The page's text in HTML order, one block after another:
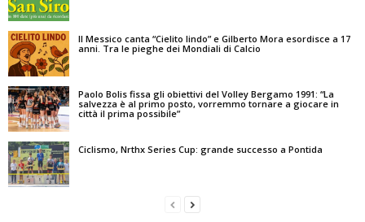
Il Messico canta “Cielito lindo” e Gilberto Mora esordisce a 17
anni. Tra le pieghe dei Mondiali di Calcio
Paolo Bolis fissa gli obiettivi del Volley Bergamo 1991: “La
salvezza è al primo posto, vorremmo tornare a giocare in
città il prima possibile”
Ciclismo, Nrthx Series Cup: grande successo a Pontida